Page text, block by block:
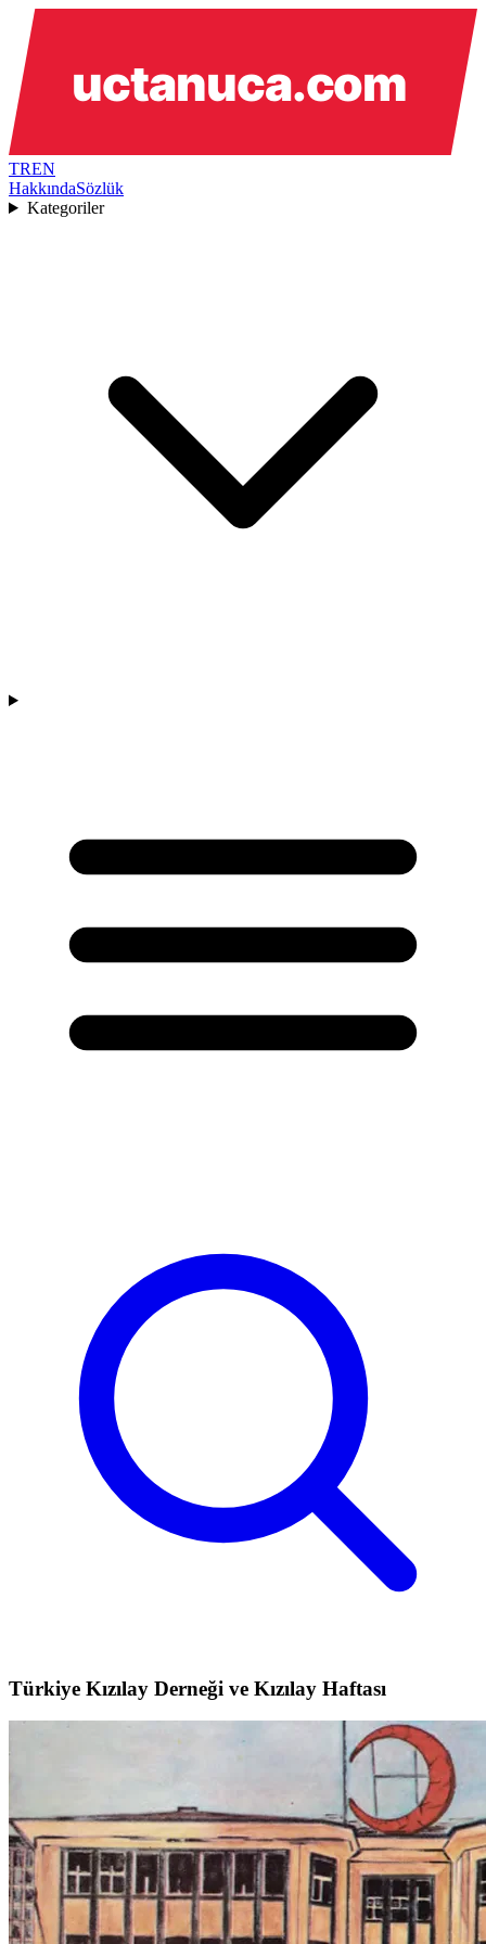
TREN
HakkındaSözlük
Kategoriler
Türkiye Kızılay Derneği ve Kızılay Haftası